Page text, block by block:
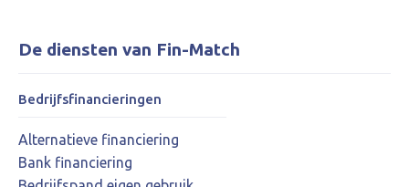
De diensten van Fin-Match
Bedrijfsfinancieringen
Alternatieve financiering
Bank financiering